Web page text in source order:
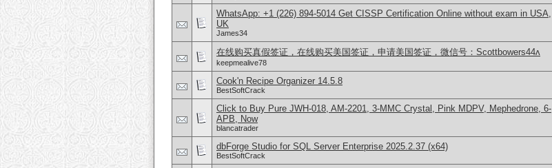
WhatsApp: +1 (226) 894-5014​ Get CISSP Certification Online without exam in USA,
UK
James34
在线购买真假签证，在线购买美国签证，申请美国签证，微信号：Scottbowers44ʌ
keepmealive78
Cook'n Recipe Organizer 14.5.8
BestSoftCrack
Click to Buy Pure JWH-018, AM-2201, 3-MMC Crystal, Pink MDPV, Mephedrone, 6-
APB, Now
blancatrader
dbForge Studio for SQL Server Enterprise 2025.2.37 (x64)
BestSoftCrack